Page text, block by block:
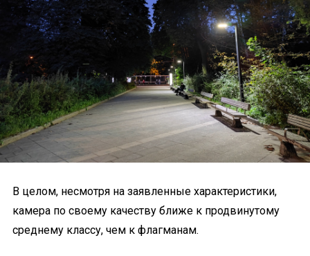
В целом, несмотря на заявленные характеристики,
камера по своему качеству ближе к продвинутому
среднему классу, чем к флагманам.